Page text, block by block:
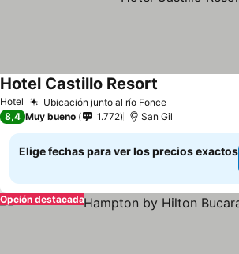
Hotel Ubicación junto al río FonceVer precios
Hotel Castillo Resort
8,4 Muy bueno 1.772 San Gil
Elige fechas para ver los precios exactos
Opción destacada